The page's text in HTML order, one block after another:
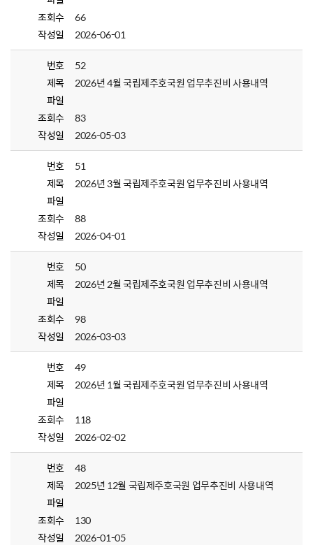
조회수
66
작성일
2026-06-01
번호
52
제목
2026년 4월 국립제주호국원 업무추진비 사용내역
파일
조회수
83
작성일
2026-05-03
번호
51
제목
2026년 3월 국립제주호국원 업무추진비 사용내역
파일
조회수
88
작성일
2026-04-01
번호
50
제목
2026년 2월 국립제주호국원 업무추진비 사용내역
파일
조회수
98
작성일
2026-03-03
번호
49
제목
2026년 1월 국립제주호국원 업무추진비 사용내역
파일
조회수
118
작성일
2026-02-02
번호
48
제목
2025년 12월 국립제주호국원 업무추진비 사용내역
파일
조회수
130
작성일
2026-01-05